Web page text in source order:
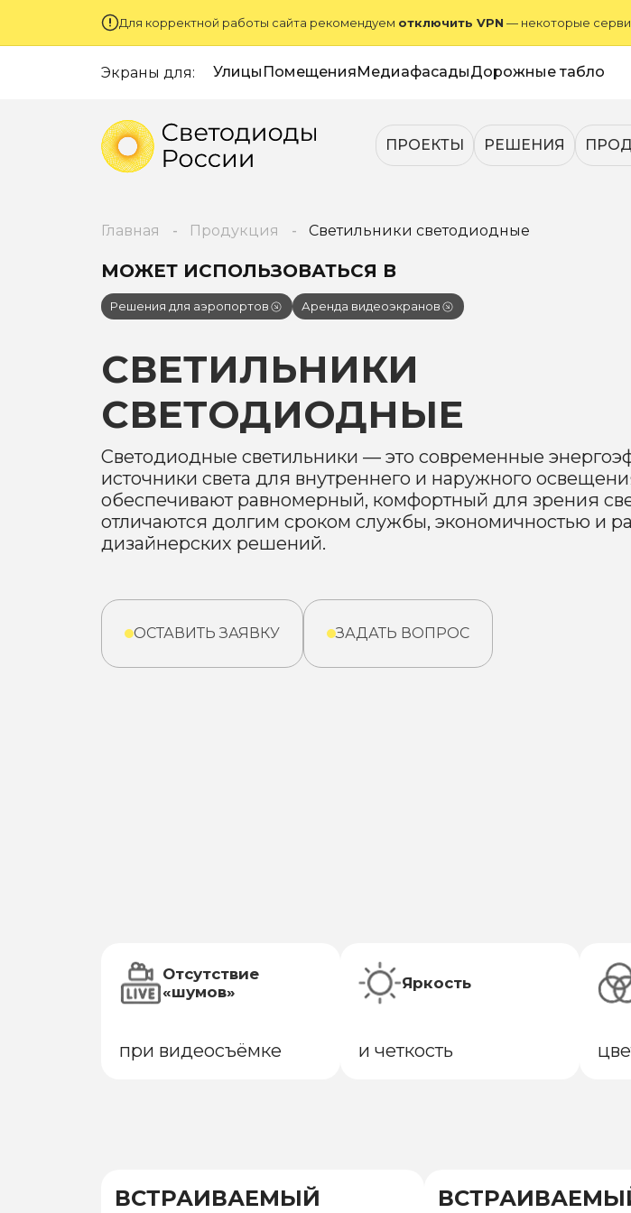
Для корректной работы сайта рекомендуем отключить VPN — некоторые
Экраны для: Улицы ПомещенияМедиафасадыДорожные табло
ПРОЕКТЫ РЕШЕНИЯ
Главная Продукция Светильники светодиодные
МОЖЕТ ИСПОЛЬЗОВАТЬСЯ В
Решения для аэропортов Аренда видеоэкранов
СВЕТИЛЬНИКИ
СВЕТОДИОДНЫЕ
Светодиодные светильники — это современные
источники света для внутреннего и наружного
обеспечивают равномерный, комфортный для зрения
отличаются долгим сроком службы, экономичностью и
дизайнерских решений.
ОСТАВИТЬ ЗАЯВКУ ЗАДАТЬ ВОПРОС
Отсутствие
«шумов»
при видеосъёмке
Яркость
и четкость
ВСТРАИВАЕМЫЙ